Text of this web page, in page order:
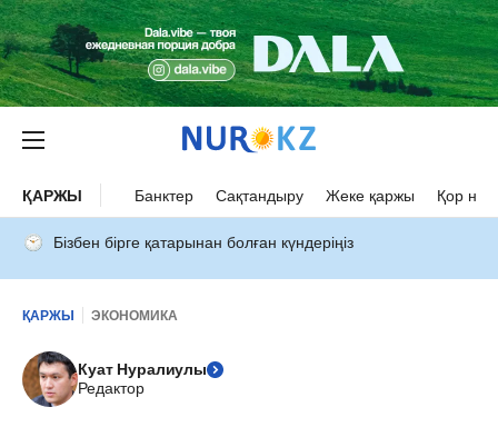
ҚАРЖЫ Банктер Сақтандыру Жеке қаржы Қор
Бізбен бірге қатарынан болған күндеріңіз
ҚАРЖЫ ЭКОНОМИКА
Куат Нуралиулы
Редактор